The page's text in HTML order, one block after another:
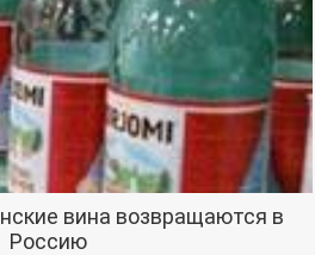
вина возвращаются в
Россию